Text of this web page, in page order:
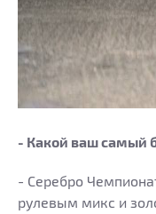
- Какой ваш самый
- Серебро
рулевым микс и